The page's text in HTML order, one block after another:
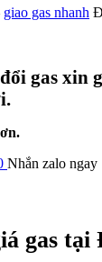
giao gas nhanh
gas xin
Nhắn zalo ngay
gas